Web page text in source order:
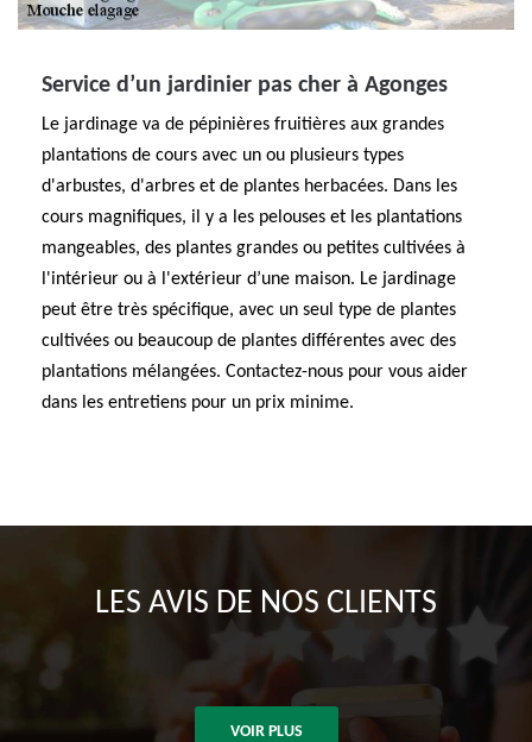
Service d’un jardinier pas cher à Agonges
Le jardinage va de pépinières fruitières aux grandes
plantations de cours avec un ou plusieurs types
d'arbustes, d'arbres et de plantes herbacées. Dans les
cours magnifiques, il y a les pelouses et les plantations
mangeables, des plantes grandes ou petites cultivées à
l'intérieur ou à l'extérieur d’une maison. Le jardinage
peut être très spécifique, avec un seul type de plantes
cultivées ou beaucoup de plantes différentes avec des
plantations mélangées. Contactez-nous pour vous aider
dans les entretiens pour un prix minime.
LES AVIS DE NOS CLIENTS
VOIR PLUS